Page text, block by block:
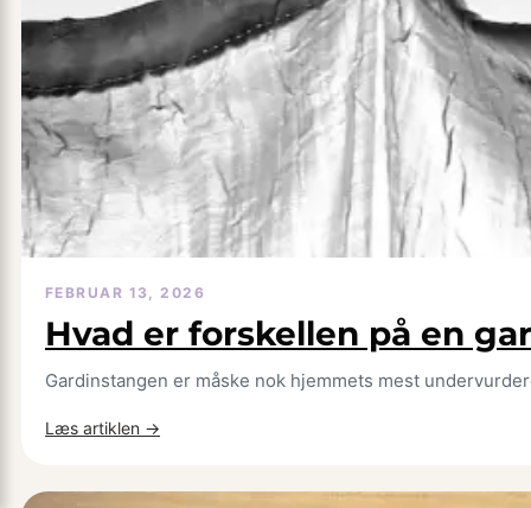
af
trækasser?
FEBRUAR 13, 2026
Hvad er forskellen på en
Gardinstangen er måske nok hjemmets mest
Læs artiklen →